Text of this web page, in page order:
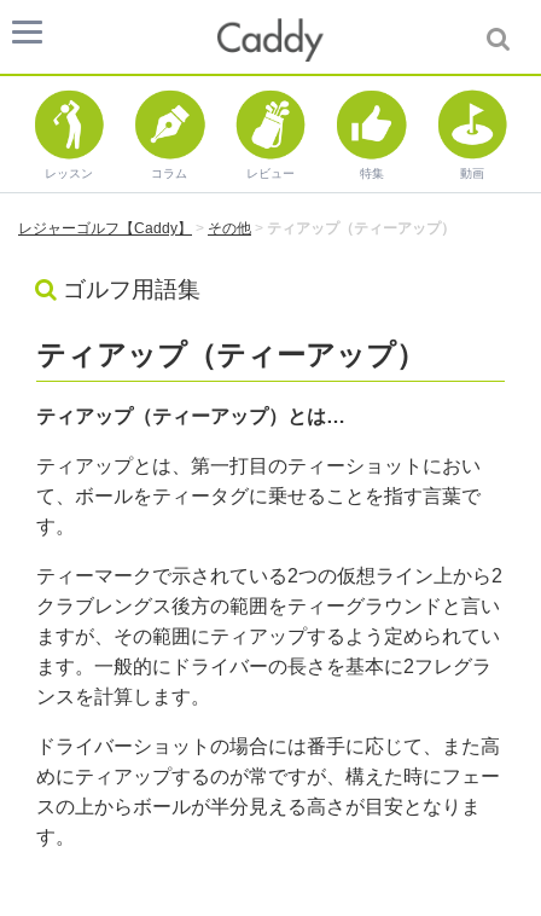
レッスン コラム レビュー 特集 動画
レジャーゴルフ【Caddy】 > その他 > ティアップ（ティーアップ）
ゴルフ用語集
ティアップ（ティーアップ）
ティアップ（ティーアップ）とは…
ティアップとは、第一打目のティーショットにおい
て、ボールをティータグに乗せることを指す言葉で
す。
ティーマークで示されている2つの仮想ライン上から2
クラブレングス後方の範囲をティーグラウンドと言い
ますが、その範囲にティアップするよう定められてい
ます。一般的にドライバーの長さを基本に2フレグラ
ンスを計算します。
ドライバーショットの場合には番手に応じて、また高
めにティアップするのが常ですが、構えた時にフェー
スの上からボールが半分見える高さが目安となりま
す。